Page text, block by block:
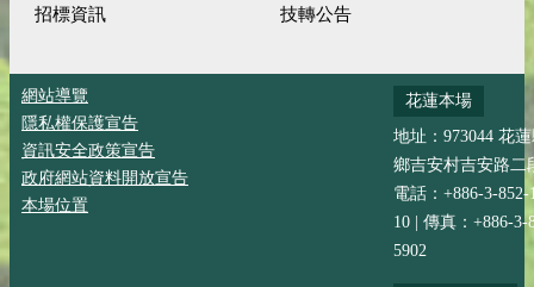
招標資訊 技轉公告
網站導覽
隱私權保護宣告
資訊安全政策宣告
政府網站資料開放宣告
本場位置
花蓮本場
地址：973044 花
鄉吉安村吉安路二
電話：+886-3-852-
10 | 傳真：+886-3-
5902